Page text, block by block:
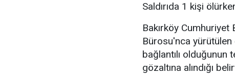
Saldırıda 1 kişi
Bakırköy Cumhuriyet
Bürosu'nca yürütülen
bağlantılı
gözaltına alındığı